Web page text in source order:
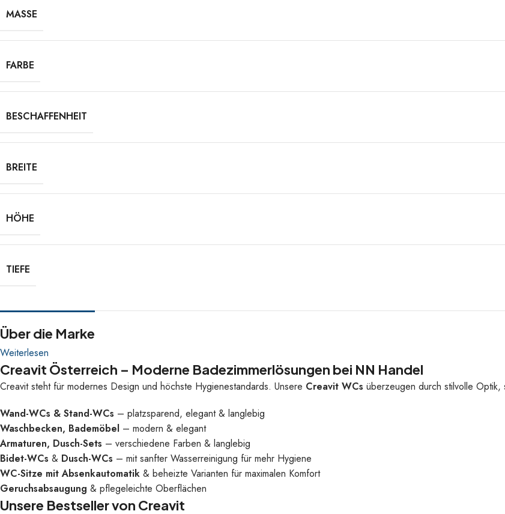
MASSE
FARBE
BESCHAFFENHEIT
BREITE
HÖHE
TIEFE
Über die Marke
Creavit Österreich – Moderne Badezimmerlösungen bei NN Handel
Creavit steht für modernes Design und höchste Hygienestandards. Unsere Creavit WCs überzeugen durch stilvolle Optik,
Wand-WCs & Stand-WCs – platzsparend, elegant & langlebig
Waschbecken, Bademöbel – modern & elegant
Armaturen, Dusch-Sets – verschiedene Farben & langlebig
Bidet-WCs & Dusch-WCs – mit sanfter Wasserreinigung für mehr Hygiene
WC-Sitze mit Absenkautomatik & beheizte Varianten für maximalen Komfort
Geruchsabsaugung & pflegeleichte Oberflächen
Unsere Bestseller von Creavit
Weiterlesen